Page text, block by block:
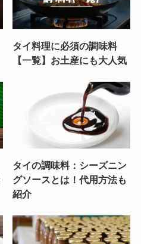
タイ料理に必須の調味料
【一覧】お土産にも大人気
タイの調味料：シーズニン
グソースとは！代用方法も
紹介